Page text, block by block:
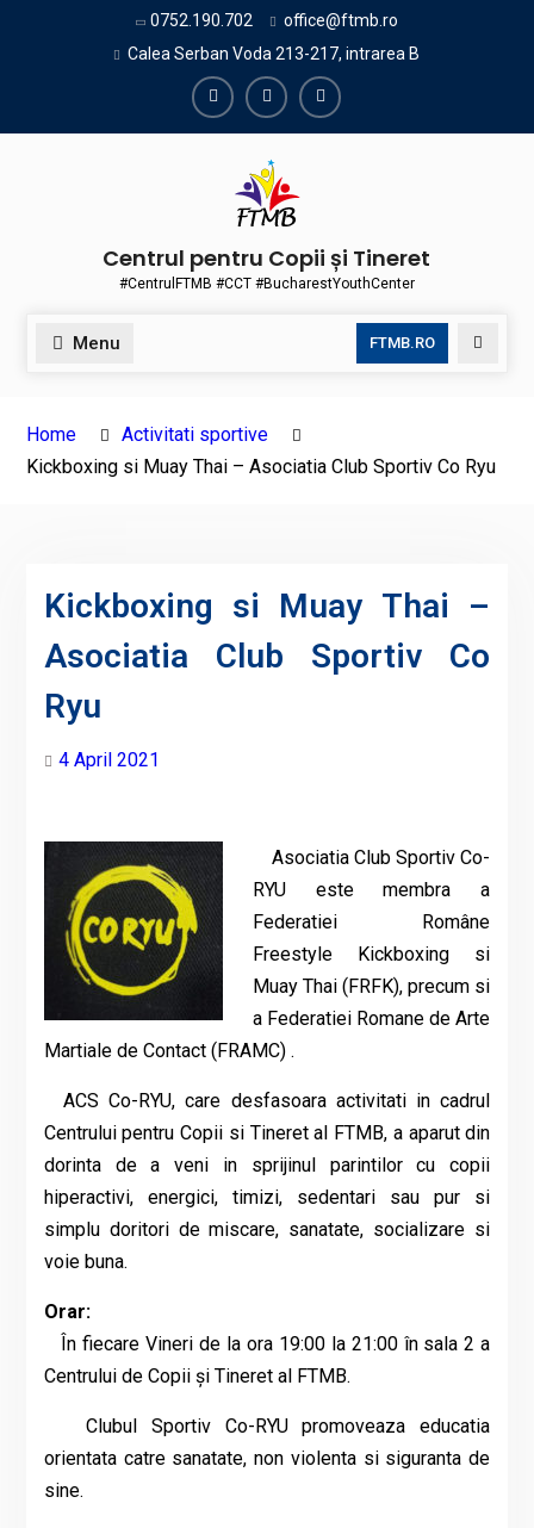
0752.190.702
office@ftmb.ro
Calea Serban Voda 213-217, intrarea B
FacebookInstagramYoutube
Centrul pentru Copii și Tineret
#CentrulFTMB #CCT #BucharestYouthCenter
Menu FTMB.RO
Home
Activitati sportive
Kickboxing si Muay Thai – Asociatia Club Sportiv Co Ryu
Kickboxing si Muay Thai –
Asociatia Club Sportiv Co
Ryu
4 April 2021
Asociatia Club Sportiv Co-
RYU este membra a
Federatiei Române
Freestyle Kickboxing si
Muay Thai (FRFK), precum si
a Federatiei Romane de Arte
Martiale de Contact (FRAMC) .
ACS Co-RYU, care desfasoara activitati in cadrul
Centrului pentru Copii si Tineret al FTMB, a aparut din
dorinta de a veni in sprijinul parintilor cu copii
hiperactivi, energici, timizi, sedentari sau pur si
simplu doritori de miscare, sanatate, socializare si
voie buna.
Orar:
În fiecare Vineri de la ora 19:00 la 21:00 în sala 2 a
Centrului de Copii și Tineret al FTMB.
Clubul Sportiv Co-RYU promoveaza educatia
orientata catre sanatate, non violenta si siguranta de
sine.